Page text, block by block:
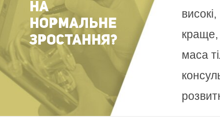
НА
НОРМАЛЬНЕ
ЗРОСТАННЯ?
краще,
маса